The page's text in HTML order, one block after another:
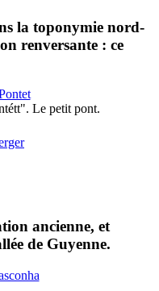
la toponymie nord-
renversante : ce
Le petit pont.
ancienne, et
de Guyenne.